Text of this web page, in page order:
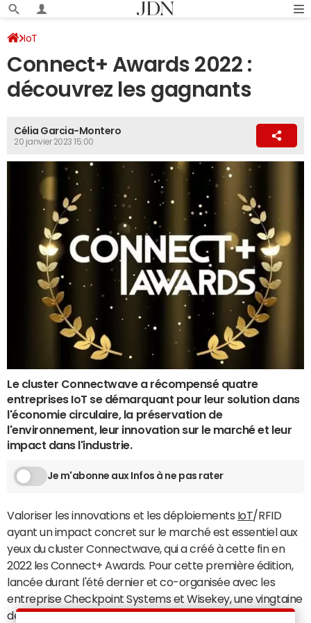
IoT
Connect+ Awards 2022 :
découvrez les gagnants
Célia Garcia-Montero
20 janvier 2023 15:00
Le cluster Connectwave a récompensé quatre
entreprises IoT se démarquant pour leur solution dans
l'économie circulaire, la préservation de
l'environnement, leur innovation sur le marché et leur
impact dans l'industrie.
Je m'abonne aux Infos à ne pas rater
Valoriser les innovations et les déploiements IoT/RFID
ayant un impact concret sur le marché est essentiel aux
yeux du cluster Connectwave, qui a créé à cette fin en
2022 les Connect+ Awards. Pour cette première édition,
lancée durant l'été dernier et co-organisée avec les
entreprise Checkpoint Systems et Wisekey, une vingtaine
de dossiers ont été reçus.